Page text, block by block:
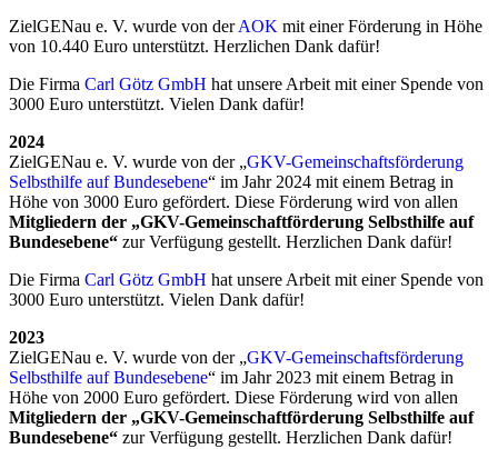
ZielGENau e. V. wurde von derAOK mit einer Förderung in Höhe
von 10.440 Euro unterstützt. Herzlichen Dank dafür!
Die Firma Carl Götz GmbH hat unsere Arbeit mit einer Spende von
3000 Euro unterstützt. Vielen Dank dafür!
2024
ZielGENau e. V. wurde von der „GKV-Gemeinschaftsförderung
Selbsthilfe auf Bundesebene“ im Jahr 2024 mit einem Betrag in
Höhe von 3000 Euro gefördert. Diese Förderung wird von allen
Mitgliedern der „GKV-Gemeinschaftförderung Selbsthilfe auf
Bundesebene“ zur Verfügung gestellt. Herzlichen Dank dafür!
Die Firma Carl Götz GmbH hat unsere Arbeit mit einer Spende von
3000 Euro unterstützt. Vielen Dank dafür!
2023
ZielGENau e. V. wurde von der „GKV-Gemeinschaftsförderung
Selbsthilfe auf Bundesebene“ im Jahr 2023 mit einem Betrag in
Höhe von 2000 Euro gefördert. Diese Förderung wird von allen
Mitgliedern der „GKV-Gemeinschaftförderung Selbsthilfe auf
Bundesebene“ zur Verfügung gestellt. Herzlichen Dank dafür!